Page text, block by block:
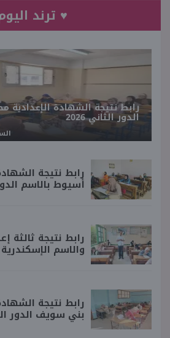
♥ ترند
رابط نتيجة الشهادة الإعدادية
الدور الثاني 2026
السبت 08-
رابط نتيجة
أسيوط بالاسم الدور
رابط نتيجة ثالثة
والاسم الإسكندرية 2026 الدور الثاني
رابط نتيجة
بني سويف الدور الثاني